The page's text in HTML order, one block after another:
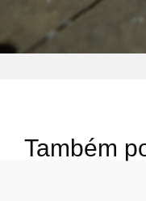
Também